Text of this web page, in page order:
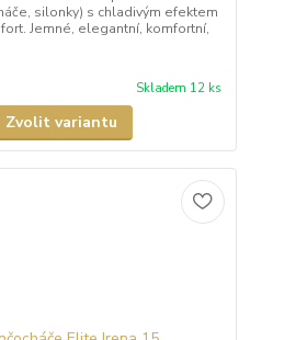
silonky) s chladivým efektem
Jemné, elegantní, komfortní,
Skladem 12 ks
Zvolit variantu